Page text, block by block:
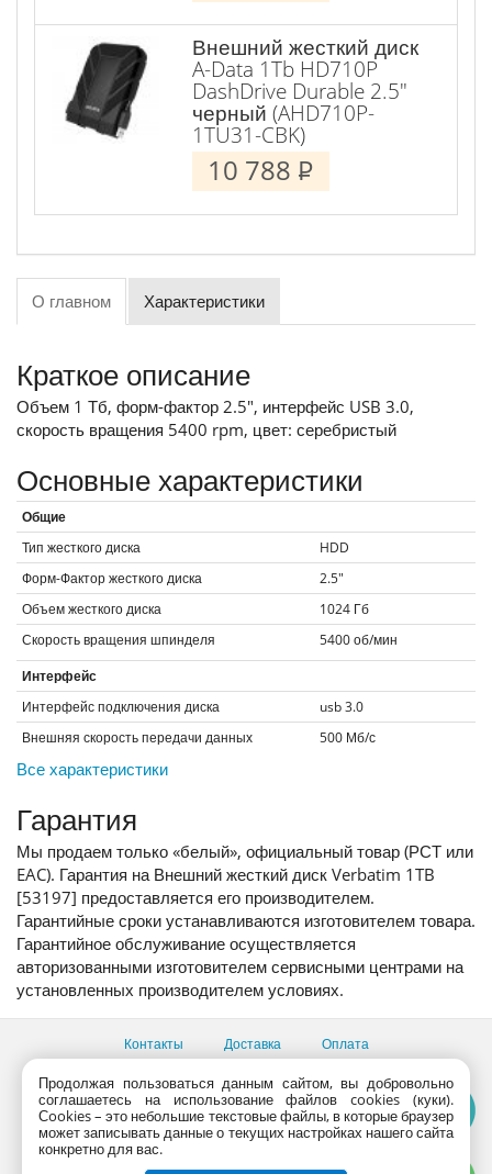
Внешний жесткий диск
A-Data 1Tb HD710P
DashDrive Durable 2.5"
черный (AHD710P-
1TU31-CBK)
10 788 P
О главном Характеристики
Краткое описание
Объем 1 Тб, форм-фактор 2.5", интерфейс USB 3.0,
скорость вращения 5400 rpm, цвет: серебристый
Основные характеристики
Общие
Тип жесткого диска
HDD
Форм-Фактор жесткого диска
2.5"
Объем жесткого диска
1024 Гб
Скорость вращения шпинделя
5400об/мин
Интерфейс
Интерфейс подключения диска
usb 3.0
Внешняя скорость передачи данных
500 Мб/с
Все характеристики
Гарантия
Мы продаем только «белый», официальный товар (РСТ или
EAC). Гарантия на Внешний жесткий диск Verbatim 1TB
[53197] предоставляется его производителем.
Гарантийные сроки устанавливаются изготовителем товара.
Гарантийное обслуживание осуществляется
авторизованными изготовителем сервисными центрами на
установленных производителем условиях.
Контакты Доставка Оплата
Все пункты выдачи
Консультации продавцов по телефону:+7 (495) 795-09-03,
+7 (800) 775-09-03
PlanetaShop.ru © 2000 - 2017 | Все права защищены
Продолжая пользоваться данным сайтом, вы добровольно
соглашаетесь на использование файлов cookies (куки).
Сookies – это небольшие текстовые файлы, в которые браузер
может записывать данные о текущих настройках нашего сайта
конкретно для вас.